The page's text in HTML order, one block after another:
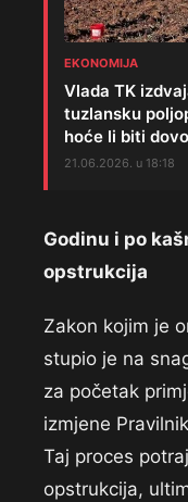
EKONOMIJA
Vlada TK
tuzlansku
hoće li biti
21.06.2026. u 18:18
Godinu i po
opstrukcija
Zakon kojim je
stupio je na
za početak
izmjene
Taj proces
opstrukcija,